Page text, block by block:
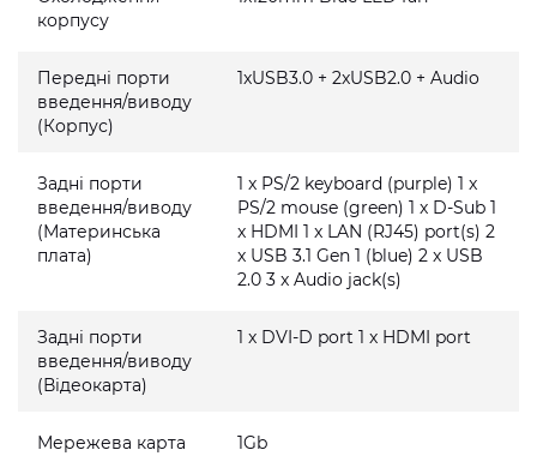
корпусу
Передні порти
введення/виводу
(Корпус)
1xUSB3.0 + 2xUSB2.0 + Audio
Задні порти
введення/виводу
(Материнська
плата)
1 x PS/2 keyboard (purple) 1 x
PS/2 mouse (green) 1 x D-Sub 1
x HDMI 1 x LAN (RJ45) port(s) 2
x USB 3.1 Gen 1 (blue) 2 x USB
2.0 3 x Audio jack(s)
Задні порти
введення/виводу
(Відеокарта)
1 x DVI-D port 1 x HDMI port
Мережева карта 1Gb